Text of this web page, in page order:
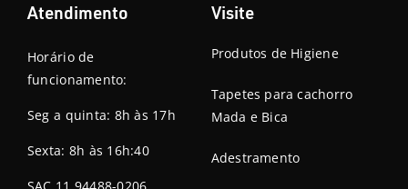
Atendimento
Horário de
funcionamento:
Seg a quinta: 8h às 17h
Sexta: 8h às 16h:40
Visite
Produtos de Higiene
Tapetes para cachorro
Mada e Bica
Adestramento